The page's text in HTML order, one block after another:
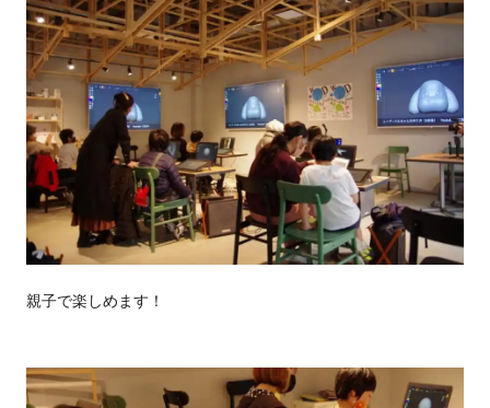
親子で楽しめます！